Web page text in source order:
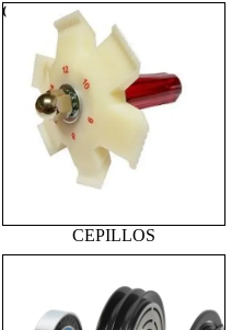
CEPILLOS
CEPILLOS